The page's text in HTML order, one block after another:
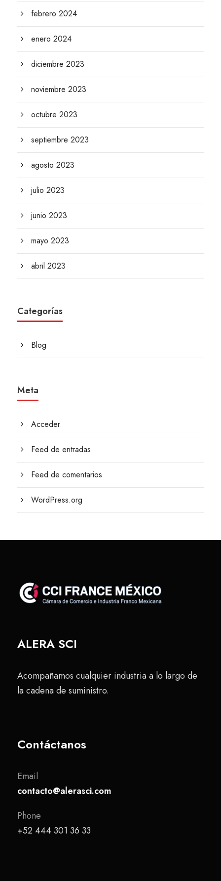
febrero 2024
enero 2024
diciembre 2023
noviembre 2023
octubre 2023
septiembre 2023
agosto 2023
julio 2023
junio 2023
mayo 2023
abril 2023
Categorías
Blog
Meta
Acceder
Feed de entradas
Feed de comentarios
WordPress.org
ALERA SCI
Acompañamos cualquier industria a lo largo de
la cadena de suministro.
Contáctanos
Email
contacto@alerasci.com
Phone
+52 444 301 36 33